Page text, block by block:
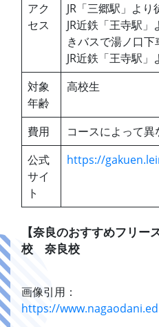
アク
セス
JR「三郷駅」より
JR近鉄「王寺駅
きバスで湯ノ口
JR近鉄「王寺駅
対象
年齢
高校生
費用
コースによって異
公式
サイ
ト
https://
【奈良のおすすめフリ
校 奈良校
画像引用：
https://